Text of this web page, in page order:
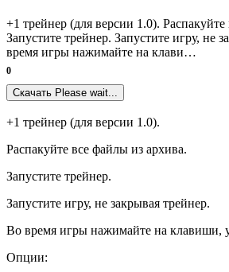
+1 трейнер (для версии 1.0).
Запустите трейнер. Запустите игру, не
время игры нажимайте на клави…
0
Скачать Please wait...
+1 трейнер (для версии 1.0).
Распакуйте все файлы из архива.
Запустите трейнер.
Запустите игру, не закрывая трейнер.
Во время игры нажимайте на клавиши,
Опции: